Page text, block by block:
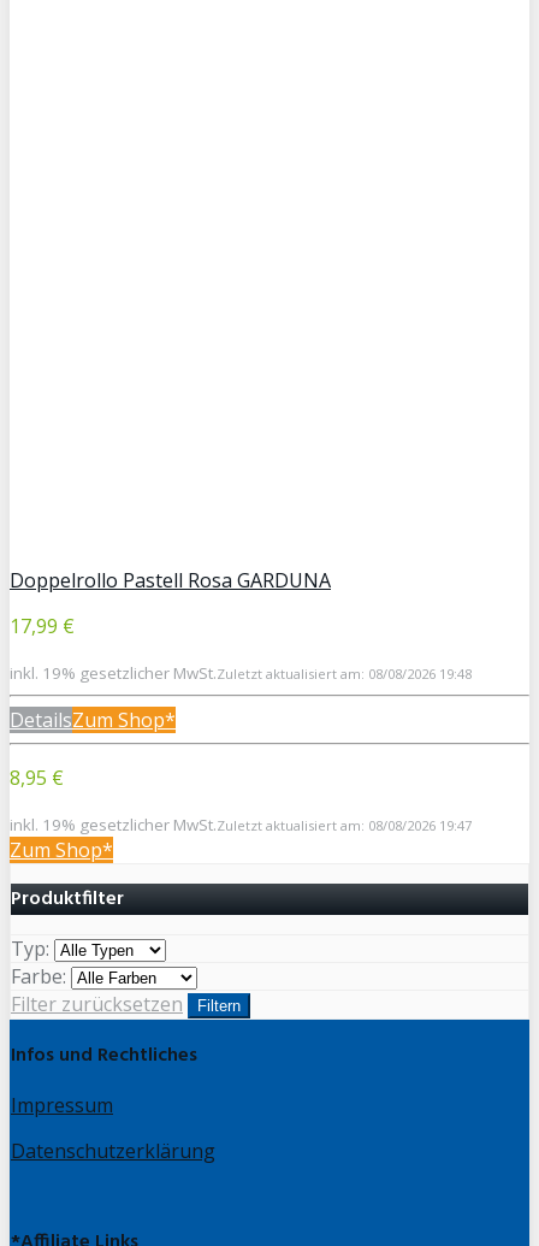
Doppelrollo Pastell Rosa GARDUNA
17,99 €
inkl. 19% gesetzlicher MwSt.Zuletzt aktualisiert am: 08/08/2026 19:48
DetailsZum Shop*
8,95 €
inkl. 19% gesetzlicher MwSt.Zuletzt aktualisiert am: 08/08/2026 19:47
Zum Shop*
Produktfilter
Typ:
Farbe:
Filter zurücksetzen
Filtern
Infos und Rechtliches
Impressum
Datenschutzerklärung